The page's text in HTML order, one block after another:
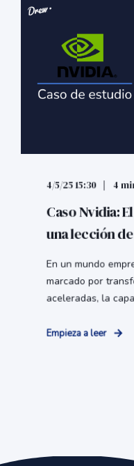
4/5/25 15:30 4
Caso Nvidia:
una lección
En un mundo
marcado por
aceleradas, la
Empieza a leer